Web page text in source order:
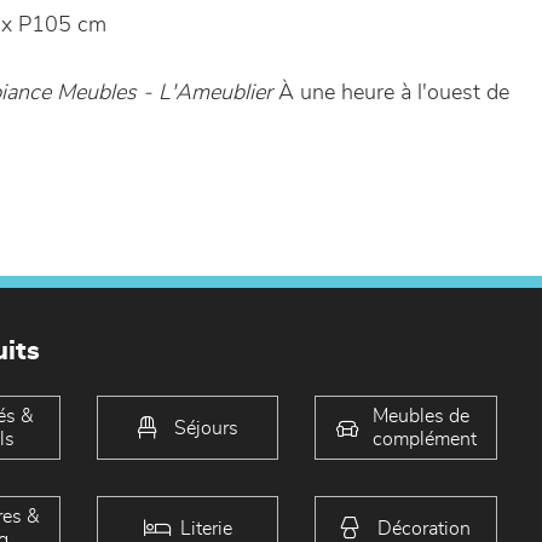
P105 cm
Meubles - L'AmeublierÀ une heure à l'ouest de
&
Séjours
Meubles de
complément
&
Literie Décoration